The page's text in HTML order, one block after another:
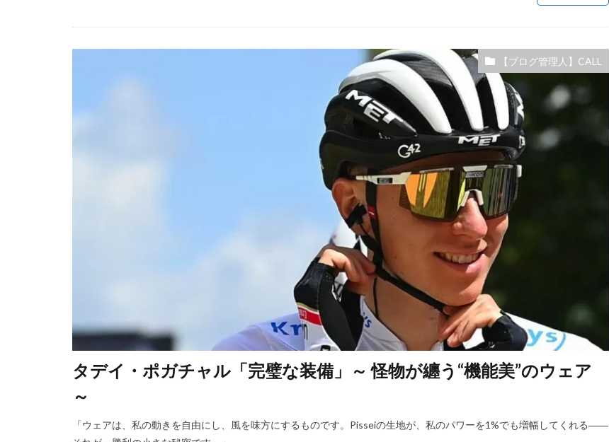
【ブログ管理人】CALL
タデイ・ポガチャル「完璧な装備」～ 怪物が纏う“機能美”のウェア
～
「ウェアは、私の動きを自由にし、風を味方にするものです。Pisseiの生地が、私のパワーを1%でも増幅してくれる――